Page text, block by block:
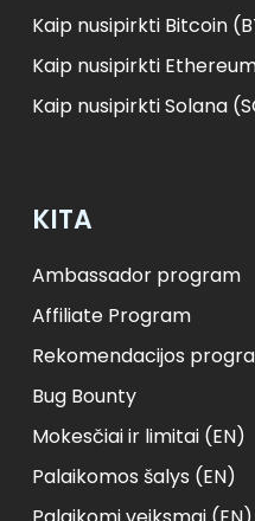
Kaip nusipirkti Bitcoin
Kaip nusipirkti
Kaip nusipirkti Solana
KITA
Ambassador program
Affiliate Program
Rekomendacijos
Bug Bounty
Mokesčiai ir limitai (EN)
Palaikomos šalys (EN)